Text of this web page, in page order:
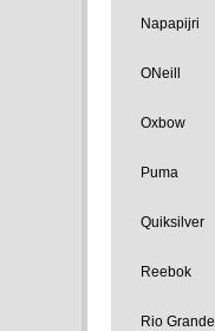
Napapijri
ONeill
Oxbow
Puma
Quiksilver
Reebok
Rio Grande